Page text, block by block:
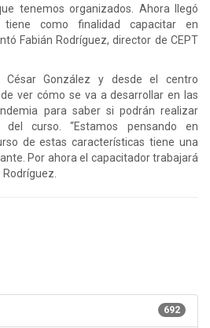
tenemos organizados. Ahora llegó
como finalidad capacitar en
Fabián Rodríguez, director de CEPT
César González y desde el centro
ver cómo se va a desarrollar en las
para saber si podrán realizar
del curso. “Estamos pensando en
de estas características tiene una
Por ahora el capacitador trabajará
692